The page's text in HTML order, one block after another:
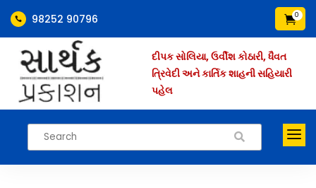
 98252 90796 0
દીપક સોલિયા, ઉર્વીશ કોઠારી, ધૈવત
ત્રિવેદી અને કાર્તિક શાહની સહિયારી
પહેલ
 a